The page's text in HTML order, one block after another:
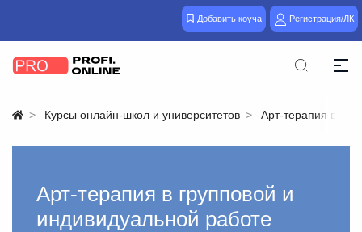
Добавить коуча Регистрация/ЛК
Курсы онлайн-школ и университетов Арт-терапия в
Арт-терапия в групповой и
индивидуальной работе